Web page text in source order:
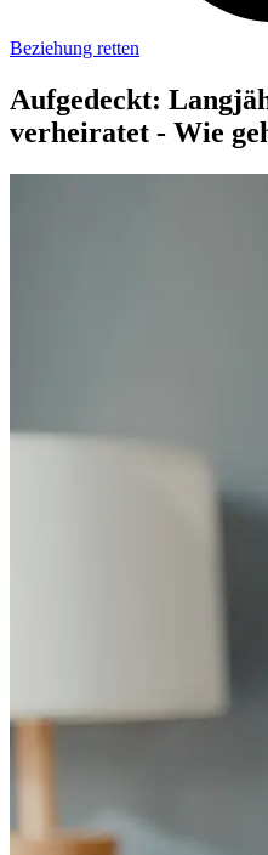
Beziehung retten
Aufgedeckt:
verheiratet - Wie